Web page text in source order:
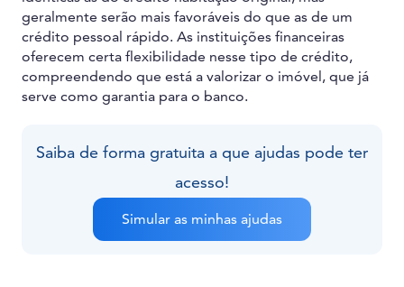
geralmente serão mais favoráveis do que as de um
crédito pessoal rápido. As instituições financeiras
oferecem certa flexibilidade nesse tipo de crédito,
compreendendo que está a valorizar o imóvel, que já
serve como garantia para o banco.
Saiba de forma gratuita a que ajudas pode ter
acesso!
Simular as minhas ajudas